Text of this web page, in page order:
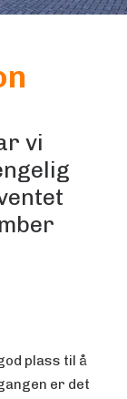
vi
plass til å
er det